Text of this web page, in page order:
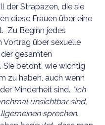
der Strapazen, die sie
diese Frauen über eine
Zu Beginn jedes
Vortrag über sexuelle
gesamten
Sie betont, wie wichtig
zu haben, auch wenn
Minderheit sind. "Ich
unsichtbar sind,
sprechen.